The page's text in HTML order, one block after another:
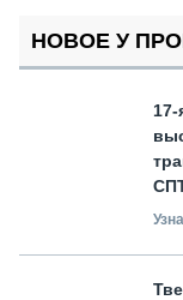
НОВОЕ У